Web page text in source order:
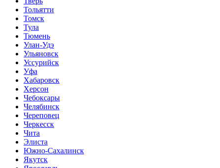
Тольятти
Томск
Тула
Тюмень
Улан-Удэ
Ульяновск
Уссурийск
Уфа
Хабаровск
Херсон
Чебоксары
Челябинск
Череповец
Черкесск
Чита
Элиста
Южно-Сахалинск
Якутск